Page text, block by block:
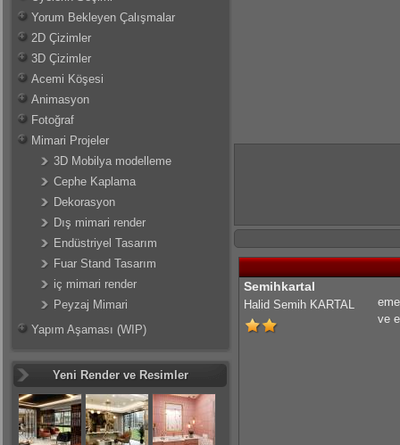
Semihkartal
Halid Semih KARTAL
ve
Yorum Bekleyen Çalışmalar
2D Çizimler
3D Çizimler
Acemi Köşesi
Animasyon
Fotoğraf
Mimari Projeler
3D Mobilya modelleme
Cephe Kaplama
Dekorasyon
Dış mimari render
Endüstriyel Tasarım
Fuar Stand Tasarım
iç mimari render
Peyzaj Mimari
Yapım Aşaması (WIP)
Yeni Render ve Resimler